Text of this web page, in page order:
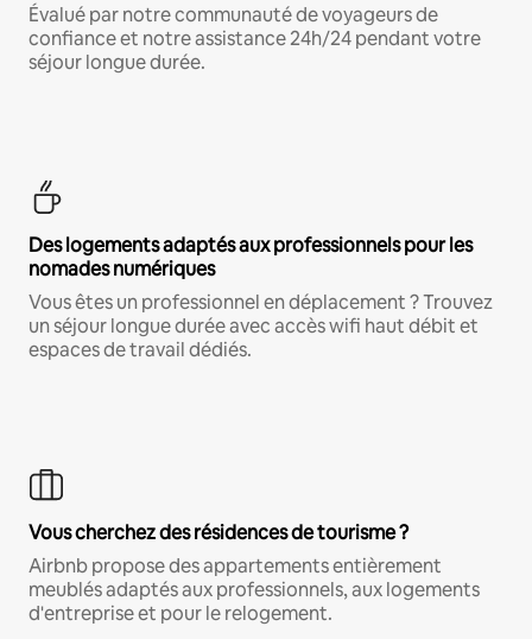
Évalué par notre communauté de voyageurs de
confiance et notre assistance 24h/24 pendant votre
séjour longue durée.
Des logements adaptés aux professionnels pour les
nomades numériques
Vous êtes un professionnel en déplacement ? Trouvez
un séjour longue durée avec accès wifi haut débit et
espaces de travail dédiés.
Vous cherchez des résidences de tourisme ?
Airbnb propose des appartements entièrement
meublés adaptés aux professionnels, aux logements
d'entreprise et pour le relogement.